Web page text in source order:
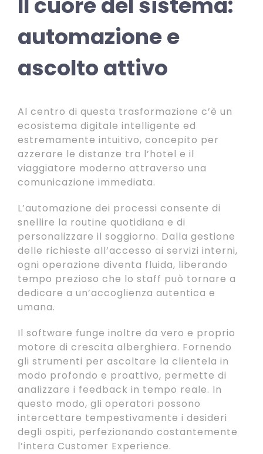
automazione e
ascolto attivo
Al centro di questa trasformazione c’è un
ecosistema digitale intelligente ed
estremamente intuitivo, concepito per
azzerare le distanze tra l’hotel e il
viaggiatore moderno attraverso una
comunicazione immediata.
L’automazione dei processi consente di
snellire la routine quotidiana e di
personalizzare il soggiorno. Dalla gestione
delle richieste all’accesso ai servizi interni,
ogni operazione diventa fluida, liberando
tempo prezioso che lo staff può tornare a
dedicare a un’accoglienza autentica e
umana.
Il software funge inoltre da vero e proprio
motore di crescita alberghiera. Fornendo
gli strumenti per ascoltare la clientela in
modo profondo e proattivo, permette di
analizzare i feedback in tempo reale. In
questo modo, gli operatori possono
intercettare tempestivamente i desideri
degli ospiti, perfezionando costantemente
l’intera Customer Experience.